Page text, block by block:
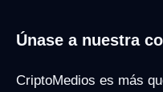
Únase a nuestra
CriptoMedios es más